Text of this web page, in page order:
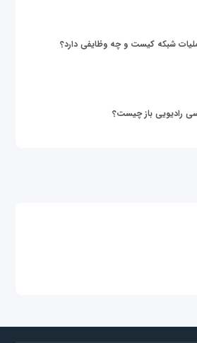
شبکه کیست و چه وظایفی دارد؟
رادیویی باز چیست؟